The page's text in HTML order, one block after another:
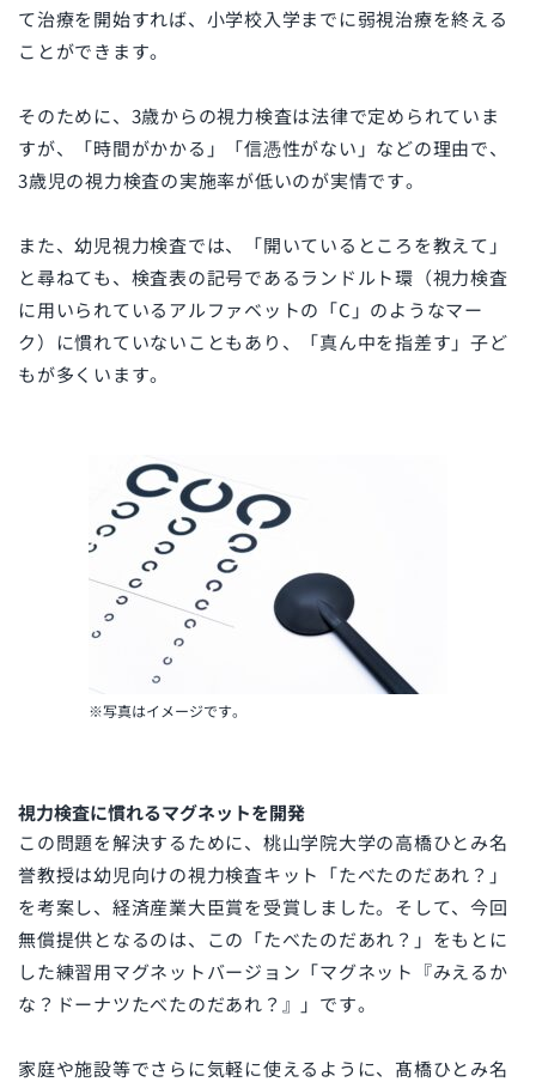
て治療を開始すれば、小学校入学までに弱視治療を終える
ことができます。
そのために、3歳からの視力検査は法律で定められていま
すが、「時間がかかる」「信憑性がない」などの理由で、
3歳児の視力検査の実施率が低いのが実情です。
また、幼児視力検査では、「開いているところを教えて」
と尋ねても、検査表の記号であるランドルト環（視力検査
に用いられているアルファベットの「C」のようなマー
ク）に慣れていないこともあり、「真ん中を指差す」子ど
もが多くいます。
※写真はイメージです。
視力検査に慣れるマグネットを開発
この問題を解決するために、桃山学院大学の高橋ひとみ名
誉教授は幼児向けの視力検査キット「たべたのだあれ？」
を考案し、経済産業大臣賞を受賞しました。そして、今回
無償提供となるのは、この「たべたのだあれ？」をもとに
した練習用マグネットバージョン 「マグネット『みえるか
な？ドーナツたべたのだあれ？』」 です。
家庭や施設等でさらに気軽に使えるように、髙橋ひとみ名